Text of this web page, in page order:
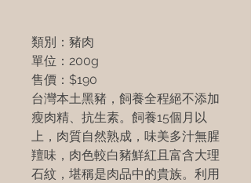
類別：豬肉
單位：200g
售價：$190
台灣本土黑豬，飼養全程絕不添加
瘦肉精、抗生素。飼養15個月以
上，肉質自然熟成，味美多汁無腥
羶味，肉色較白豬鮮紅且富含大理
石紋，堪稱是肉品中的貴族。利用